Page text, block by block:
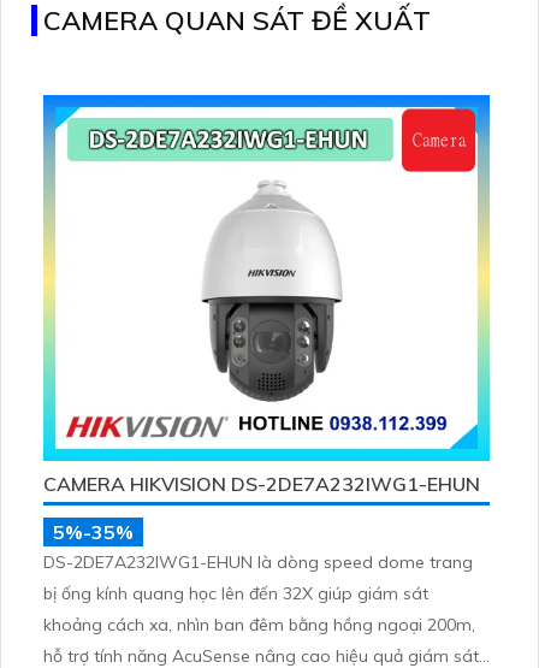
về ánh sáng
CAMERA QUAN SÁT ĐỀ XUẤT
CAMERA HIKVISION DS-2DE7A232IWG1-EHUN
5%-35%
DS-2DE7A232IWG1-EHUN là dòng speed dome trang
bị ống kính quang học lên đến 32X giúp giám sát
khoảng cách xa, nhìn ban đêm bằng hồng ngoại 200m,
hỗ trợ tính năng AcuSense nâng cao hiệu quả giám sát